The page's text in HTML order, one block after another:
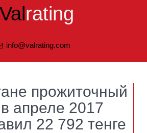
Valrating
info@valrating.com
прожиточный
апреле 2017
22 792 тенге